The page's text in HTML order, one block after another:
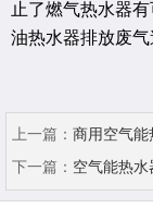
止了燃气热水器
油热水器排放废气
上一篇： 商用空气能
下一篇： 空气能热水